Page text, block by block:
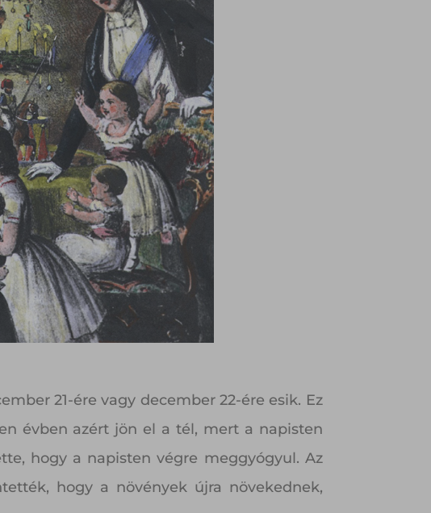
21-ére vagy december 22-ére esik. Ez
évben azért jön el a tél, mert a napisten
hogy a napisten végre meggyógyul. Az
hogy a növények újra növekednek,